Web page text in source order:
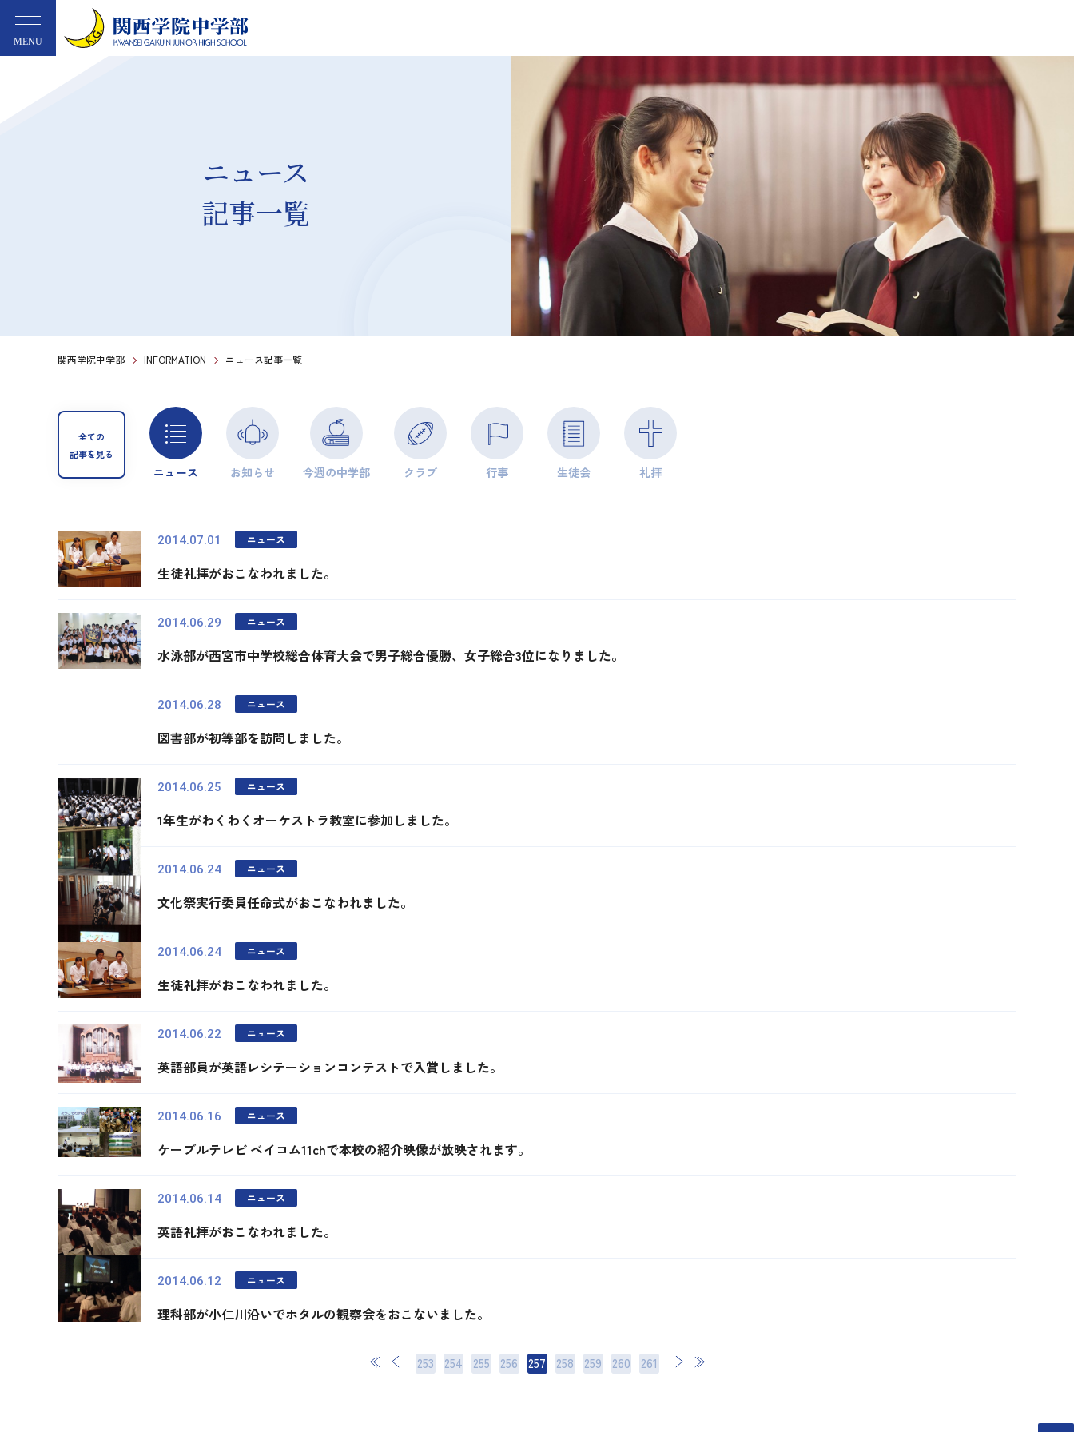
MENU
ニュース
記事一覧
関西学院中学部 INFORMATION ニュース記事一覧
全ての
記事を見る
ニュース お知らせ 今週の中学部 クラブ 行事 生徒会 礼拝
2014.07.01 ニュース
生徒礼拝がおこなわれました。
2014.06.29 ニュース
水泳部が西宮市中学校総合体育大会で男子総合優勝、女子総合3位になりました。
2014.06.28 ニュース
図書部が初等部を訪問しました。
2014.06.25 ニュース
1年生がわくわくオーケストラ教室に参加しました。
2014.06.24 ニュース
文化祭実行委員任命式がおこなわれました。
2014.06.24 ニュース
生徒礼拝がおこなわれました。
2014.06.22 ニュース
英語部員が英語レシテーションコンテストで入賞しました。
2014.06.16 ニュース
ケーブルテレビ ベイコム11chで本校の紹介映像が放映されます。
2014.06.14 ニュース
英語礼拝がおこなわれました。
2014.06.12 ニュース
理科部が小仁川沿いでホタルの観察会をおこないました。
253 254 255 256 257 258 259 260 261
次 最後